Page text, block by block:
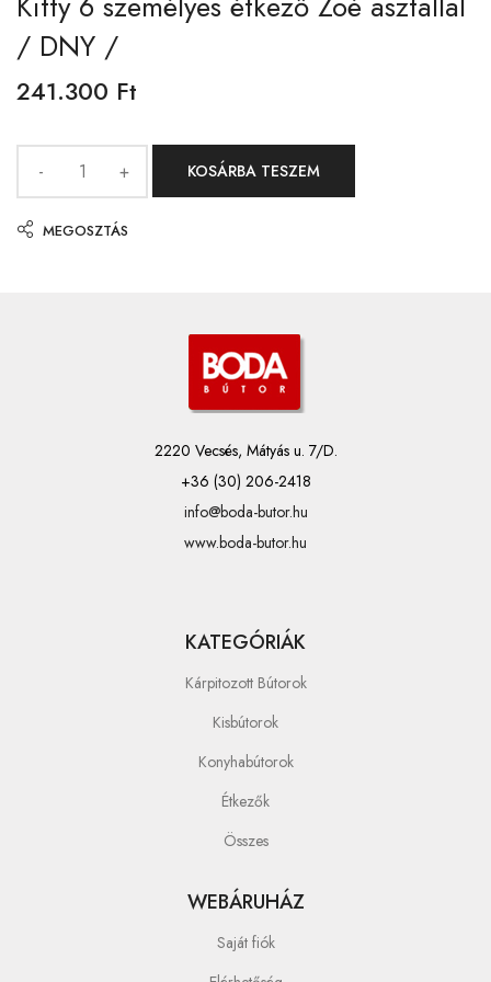
/ DNY /
241.300 Ft
KOSÁRBA TESZEM
MEGOSZTÁS
2220 Vecsés, Mátyás u. 7/D.
+36 (30) 206-2418
info@boda-butor.hu
www.boda-butor.hu
KATEGÓRIÁK
Kárpitozott Bútorok
Kisbútorok
Konyhabútorok
Étkezők
Összes
WEBÁRUHÁZ
Saját fiók